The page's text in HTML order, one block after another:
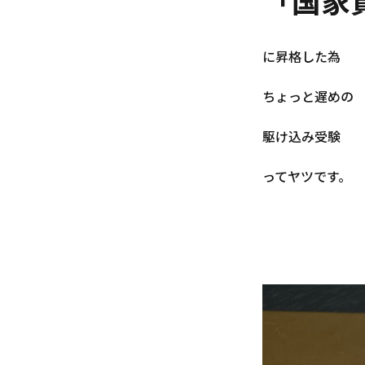
に昇格した為
ちょっと遅めの
駆け込み受験
ってヤツです。